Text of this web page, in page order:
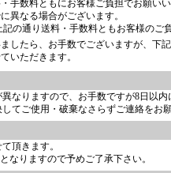
手数料ともにお客様ご負担でお願いい
異なる場合がございます。
の通り送料・手数料ともお客様のご
したら、お手数でございますが、下
いただきます。
なりますので、お手数ですが8日以内
てご使用・破棄なさらずご連絡をお願
頂きます。
なりますので予めご了承下さい。